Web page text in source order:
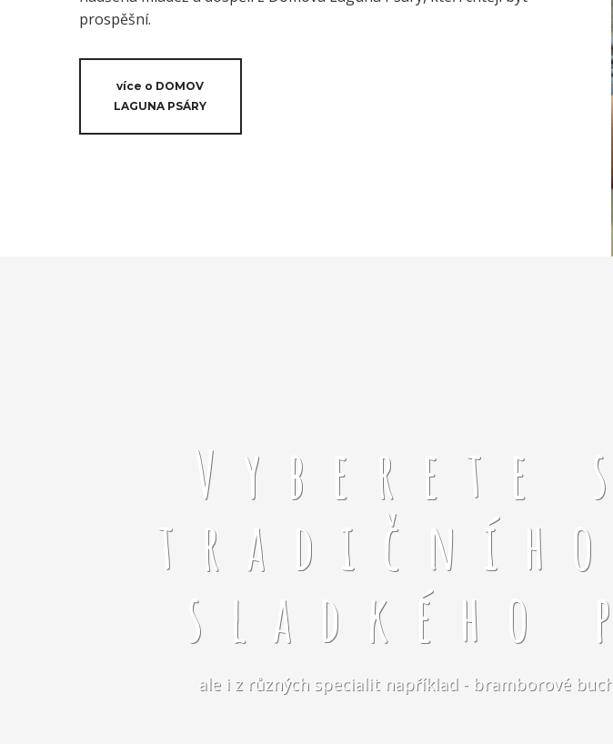
prospěšní.
více o DOMOV
LAGUNA PSÁRY
Vyberete
sladkého
ale i z různých specialit například - bramborové